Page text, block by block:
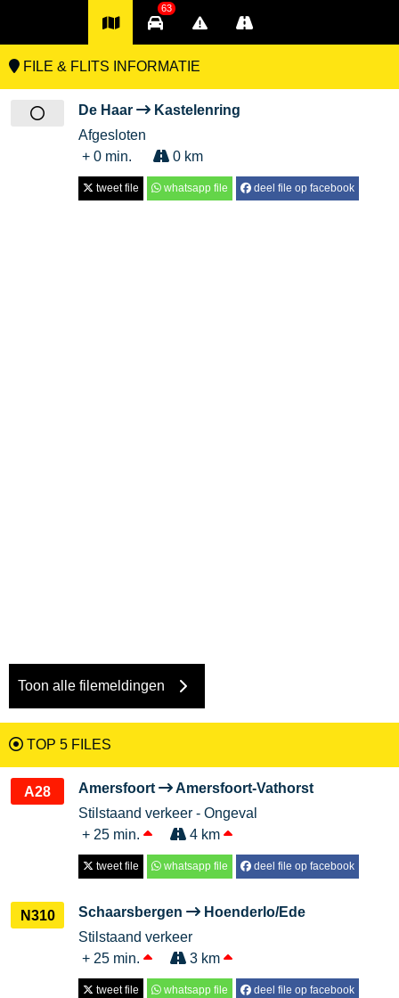
63
FILE & FLITS INFORMATIE
De Haar
Kastelenring
Afgesloten
+ 0 min.
0 km
tweet file whatsapp file deel file op facebook
Toon alle filemeldingen
TOP 5 FILES
A28 Amersfoort
Amersfoort-Vathorst
Stilstaand verkeer - Ongeval
+ 25 min.
4 km
tweet file whatsapp file deel file op facebook
N310 Schaarsbergen
Hoenderlo/Ede
Stilstaand verkeer
+ 25 min.
3 km
tweet file whatsapp file deel file op facebook